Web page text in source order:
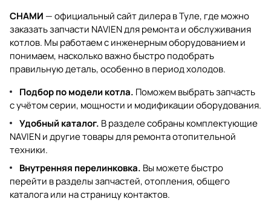
СНАМИ — официальный сайт дилера в Туле, где можно
заказать запчасти NAVIEN для ремонта и обслуживания
котлов. Мы работаем с инженерным оборудованием и
понимаем, насколько важно быстро подобрать
правильную деталь, особенно в период холодов.
Подбор по модели котла. Поможем выбрать запчасть
с учётом серии, мощности и модификации оборудования.
Удобный каталог. В разделе собраны комплектующие
NAVIEN и другие товары для ремонта отопительной
техники.
Внутренняя перелинковка. Вы можете быстро
перейти в разделызапчастей,отопления,общего
каталогаили на страницуконтактов.